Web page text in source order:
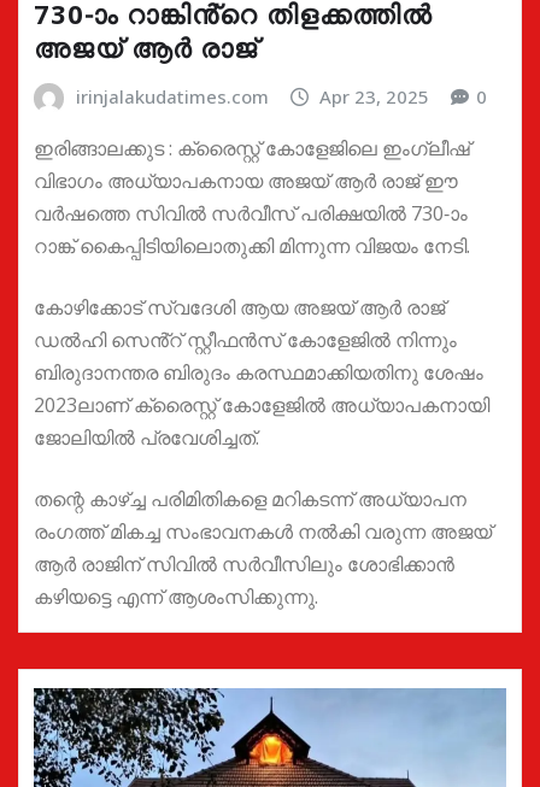
730-ാം റാങ്കിൻ്റെ തിളക്കത്തിൽ
അജയ് ആർ രാജ്
irinjalakudatimes.com Apr 23, 2025 0
ഇരിങ്ങാലക്കുട : ക്രൈസ്റ്റ് കോളേജിലെ ഇംഗ്ലീഷ്
വിഭാഗം അധ്യാപകനായ അജയ് ആർ രാജ് ഈ
വർഷത്തെ സിവിൽ സർവീസ് പരിക്ഷയിൽ 730-ാം
റാങ്ക് കൈപ്പിടിയിലൊതുക്കി മിന്നുന്ന വിജയം നേടി.
കോഴിക്കോട് സ്വദേശി ആയ അജയ് ആർ രാജ്
ഡൽഹി സെൻ്റ് സ്റ്റീഫൻസ് കോളേജിൽ നിന്നും
ബിരുദാനന്തര ബിരുദം കരസ്ഥമാക്കിയതിനു ശേഷം
2023ലാണ് ക്രൈസ്റ്റ് കോളേജിൽ അധ്യാപകനായി
ജോലിയിൽ പ്രവേശിച്ചത്.
തന്റെ കാഴ്ച്ച പരിമിതികളെ മറികടന്ന് അധ്യാപന
രംഗത്ത് മികച്ച സംഭാവനകൾ നൽകി വരുന്ന അജയ്
ആർ രാജിന് സിവിൽ സർവീസിലും ശോഭിക്കാൻ
കഴിയട്ടെ എന്ന് ആശംസിക്കുന്നു.